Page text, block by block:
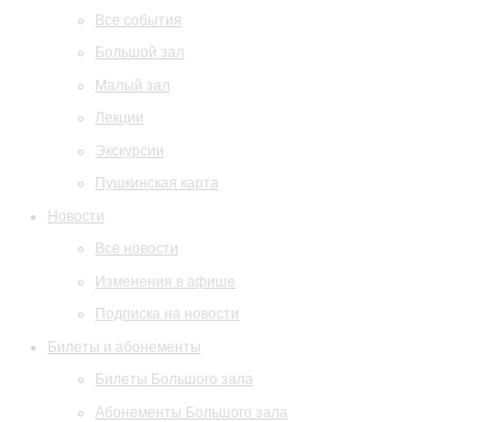
Все события
Большой зал
Малый зал
Лекции
Экскурсии
Пушкинская карта
Новости
Все новости
Изменения в афише
Подписка на новости
Билеты и абонементы
Билеты Большого зала
Абонементы Большого зала